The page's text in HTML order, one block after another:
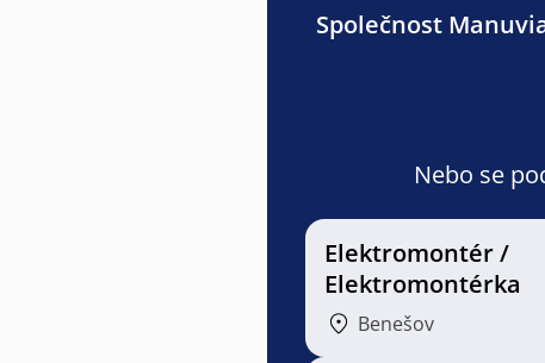
Společnost
Nebo se
Elektromontér /
Elektromontérka
Benešov